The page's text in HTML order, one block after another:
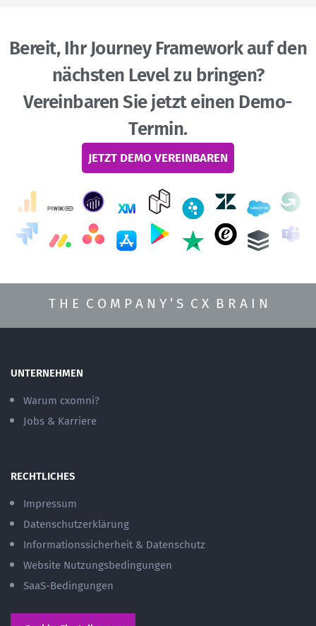
Bereit, Ihr Journey Framework auf den
nächsten Level zu bringen?
Vereinbaren Sie jetzt einen Demo-
Termin.
JETZT DEMO VEREINBAREN
T H E C O M P A N Y ’ S C X B R A I N
UNTERNEHMEN
Warum cxomni?
Jobs & Karriere
RECHTLICHES
Impressum
Datenschutzerklärung
Informationssicherheit & Datenschutz
Website Nutzungsbedingungen
SaaS-Bedingungen